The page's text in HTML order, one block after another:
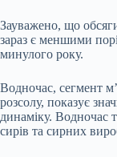
Зауважено, що
зараз є меншими
минулого року.
Водночас, сегмент
розсолу, показує
динаміку. Водночас
сирів та сирних